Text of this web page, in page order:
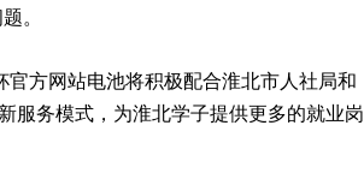
。
官方网站电池将积极配合淮北市人社局和
服务模式，为淮北学子提供更多的就业岗